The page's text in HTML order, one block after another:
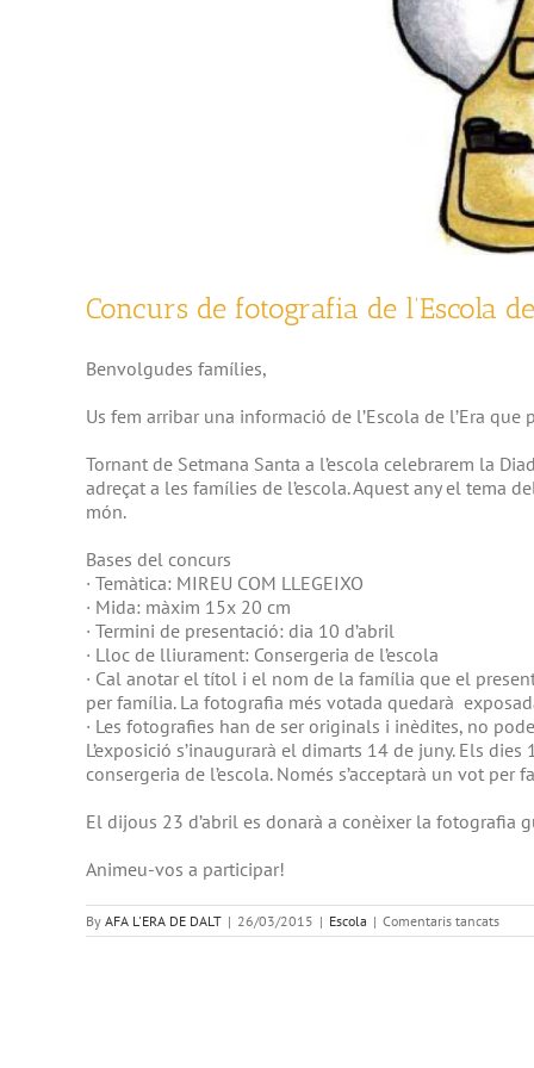
Concurs de fotografia de l’Escola
Benvolgudes famílies,
Us fem arribar una informació de l’Escola de l’Era
Tornant de Setmana Santa a l’escola celebrarem la
adreçat a les famílies de l’escola. Aquest any el tema
món.
Bases del concurs
· Temàtica: MIREU COM LLEGEIXO
· Mida: màxim 15x 20 cm
· Termini de presentació: dia 10 d’abril
· Lloc de lliurament: Consergeria de l’escola
· Cal anotar el títol i el nom de la família que el
per família. La fotografia més votada quedarà
· Les fotografies han de ser originals i inèdites, no
L’exposició s’inaugurarà el dimarts 14 de juny. Els
consergeria de l’escola. Només s’acceptarà un vot per
El dijous 23 d’abril es donarà a conèixer la fotografia
Animeu-vos a participar!
By AFA L'ERA DE DALT | 26/03/2015 | Escola | Comentaris tancatsa